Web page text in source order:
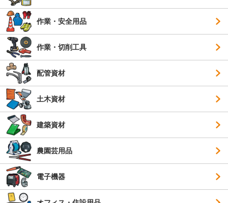
作業・安全用品
作業・切削工具
配管資材
土木資材
建築資材
農園芸用品
電子機器